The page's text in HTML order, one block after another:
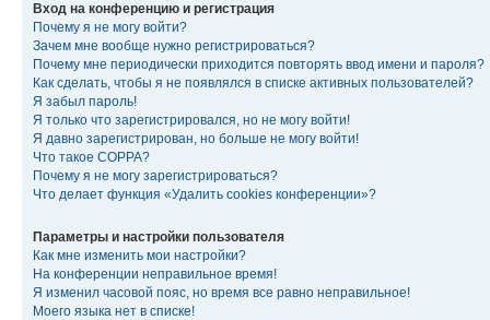
Вход на конференцию и регистрация
Почему я не могу войти?
Зачем мне вообще нужно регистрироваться?
Почему мне периодически приходится повторять ввод имени и пароля?
Как сделать, чтобы я не появлялся в списке активных пользователей?
Я забыл пароль!
Я только что зарегистрировался, но не могу войти!
Я давно зарегистрирован, но больше не могу войти!
Что такое COPPA?
Почему я не могу зарегистрироваться?
Что делает функция «Удалить cookies конференции»?
Параметры и настройки пользователя
Как мне изменить мои настройки?
На конференции неправильное время!
Я изменил часовой пояс, но время все равно неправильное!
Моего языка нет в списке!